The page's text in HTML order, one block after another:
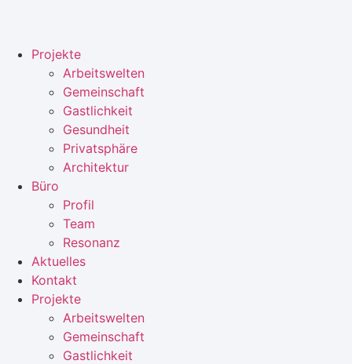
springenProjekte
Arbeitswelten
Gemeinschaft
Gastlichkeit
Gesundheit
Privatsphäre
Architektur
Büro
Profil
Team
Resonanz
Aktuelles
Kontakt
Projekte
Arbeitswelten
Gemeinschaft
Gastlichkeit